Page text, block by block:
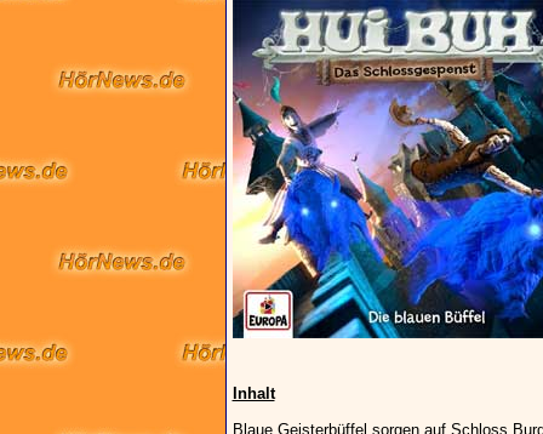
Inhalt
Blaue Geisterbüffel sorgen auf Schloss